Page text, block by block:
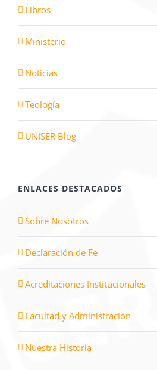
Libros
Ministerio
Noticias
Teología
UNISER Blog
ENLACES DESTACADOS
Sobre Nosotros
Declaración de Fe
Acreditaciones Institucionales
Facultad y Administración
Nuestra Historia